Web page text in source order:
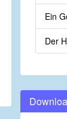
Ein
Der